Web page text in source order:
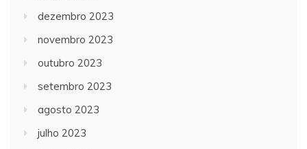
dezembro 2023
novembro 2023
outubro 2023
setembro 2023
agosto 2023
julho 2023